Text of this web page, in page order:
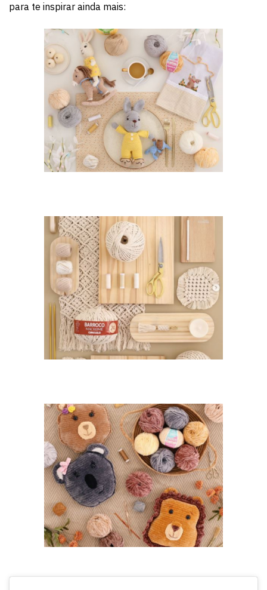
para te inspirar ainda mais: